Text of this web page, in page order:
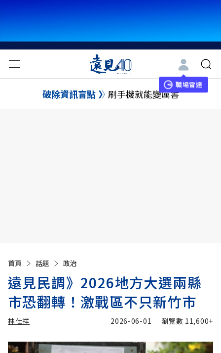
職場雷達
破除資訊盲點 刷手機就能變厲害
首頁 話題 政治
遠見民調》2026地方大選兩縣
市恐翻轉！激戰區不只新竹市
林仕祥 2026-06-01 瀏覽數 11,600+